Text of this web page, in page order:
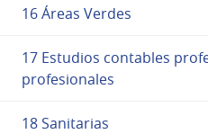
16 Áreas Verdes
17 Estudios contables
profesionales
18 Sanitarias